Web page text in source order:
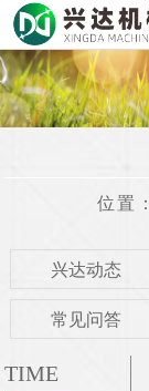
网
站
首
关
于
产
讯
留
系
位置：
兴达动态
常见问答
TIME